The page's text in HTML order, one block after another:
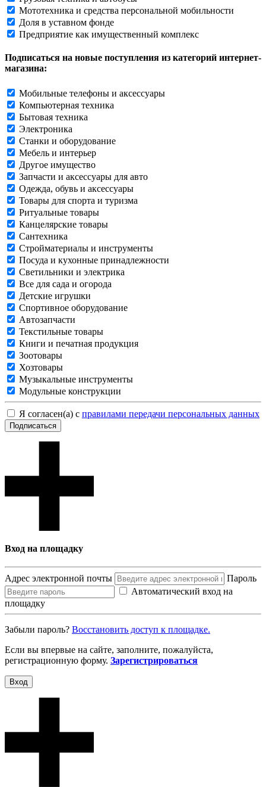
Мототехника и средства персональной мобильности
Доля в уставном фонде
Предприятие как имущественный комплекс
Подписаться на новые поступления из категорий интернет-
магазина:
Мобильные телефоны и аксессуары
Компьютерная техника
Бытовая техника
Электроника
Станки и оборудование
Мебель и интерьер
Другое имущество
Запчасти и аксессуары для авто
Одежда, обувь и аксессуары
Товары для спорта и туризма
Ритуальные товары
Канцелярские товары
Сантехника
Стройматериалы и инструменты
Посуда и кухонные принадлежности
Светильники и электрика
Все для сада и огорода
Детские игрушки
Спортивное оборудование
Автозапчасти
Текстильные товары
Книги и печатная продукция
Зоотовары
Хозтовары
Музыкальные инструменты
Модульные конструкции
Я согласен(а) с правилами передачи персональных данных
Подписаться
Вход на площадку
Адрес электронной почты
Пароль
Автоматический вход на
площадку
Забыли пароль? Восcтановить доступ к площадке.
Если вы впервые на сайте, заполните, пожалуйста,
регистрационную форму. Зарегистрироваться
Вход